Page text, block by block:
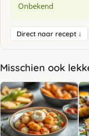
Onbekend
Direct naar recept ↓
Misschien ook